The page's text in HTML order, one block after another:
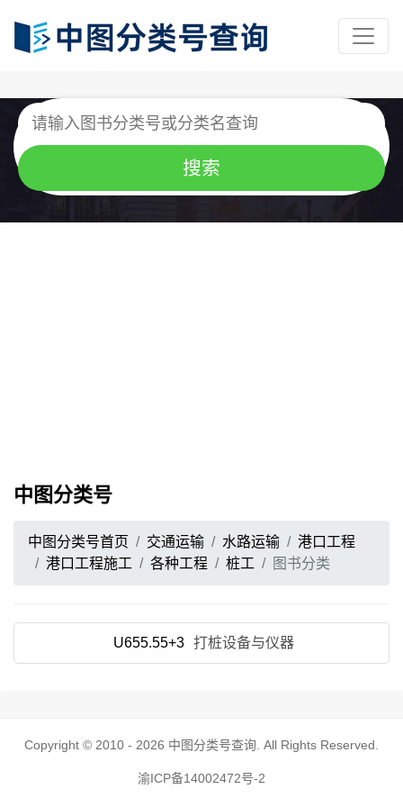
中图分类号
中图分类号首页 交通运输 水路运输
港口工程
港口工程施工
各种工程 桩工 图书分类
U655.55+3 打桩设备与仪器
Copyright © 2010 - 2026 中图分类号查询 . All Rights Reserved.
渝ICP备14002472号-2